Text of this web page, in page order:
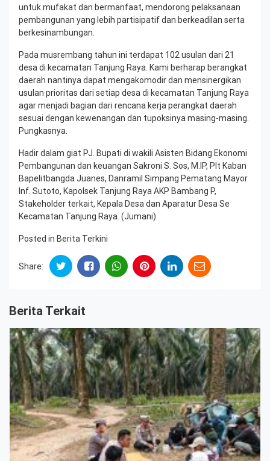
untuk mufakat dan bermanfaat, mendorong pelaksanaan
pembangunan yang lebih partisipatif dan berkeadilan serta
berkesinambungan.
Pada musrembang tahun ini terdapat 102 usulan dari 21
desa di kecamatan Tanjung Raya. Kami berharap berangkat
daerah nantinya dapat mengakomodir dan mensinergikan
usulan prioritas dari setiap desa di kecamatan Tanjung Raya
agar menjadi bagian dari rencana kerja perangkat daerah
sesuai dengan kewenangan dan tupoksinya masing-masing.
Pungkasnya.
Hadir dalam giat PJ. Bupati di wakili Asisten Bidang Ekonomi
Pembangunan dan keuangan Sakroni S. Sos, M.IP, Plt Kaban
Bapelitbangda Juanes, Danramil Simpang Pematang Mayor
Inf. Sutoto, Kapolsek Tanjung Raya AKP Bambang P,
Stakeholder terkait, Kepala Desa dan Aparatur Desa Se
Kecamatan Tanjung Raya. (Jumani)
Posted in Berita Terkini
Share:
Berita Terkait